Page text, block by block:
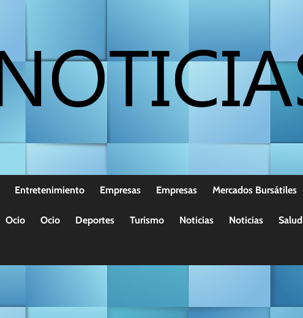
Entretenimiento Empresas Empresas Mercados Bursátiles
Ocio Ocio Deportes Turismo Noticias Noticias Salud